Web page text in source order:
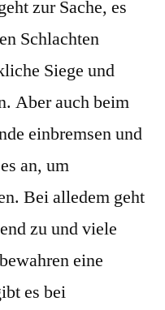
zur Sache, es
Schlachten
Siege und
Aber auch beim
einbremsen und
an, um
Bei alledem geht
zu und viele
eine
es bei